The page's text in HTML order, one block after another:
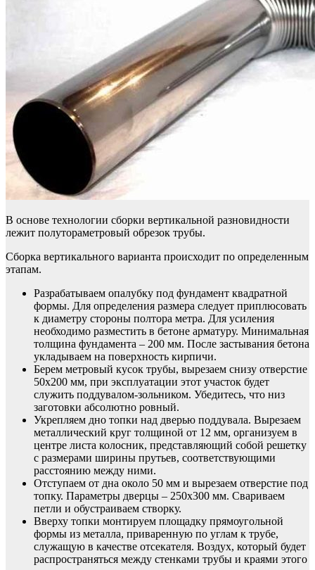
В основе технологии сборки вертикальной разновидности
лежит полутораметровый обрезок трубы.
Сборка вертикального варианта происходит по определенным
этапам.
Разрабатываем опалубку под фундамент квадратной
формы. Для определения размера следует приплюсовать
к диаметру стороны полтора метра. Для усиления
необходимо разместить в бетоне арматуру. Минимальная
толщина фундамента – 200 мм. После застывания бетона
укладываем на поверхность кирпичи.
Берем метровый кусок трубы, вырезаем снизу отверстие
50х200 мм, при эксплуатации этот участок будет
служить поддувалом-зольником. Убедитесь, что низ
заготовки абсолютно ровный.
Укрепляем дно топки над дверью поддувала. Вырезаем
металлический круг толщиной от 12 мм, организуем в
центре листа колосник, представляющий собой решетку
с размерами ширины прутьев, соответствующими
расстоянию между ними.
Отступаем от дна около 50 мм и вырезаем отверстие под
топку. Параметры дверцы – 250х300 мм. Свариваем
петли и обустраиваем створку.
Вверху топки монтируем площадку прямоугольной
формы из металла, приваренную по углам к трубе,
служащую в качестве отсекателя. Воздух, который будет
распространяться между стенками трубы и краями этого